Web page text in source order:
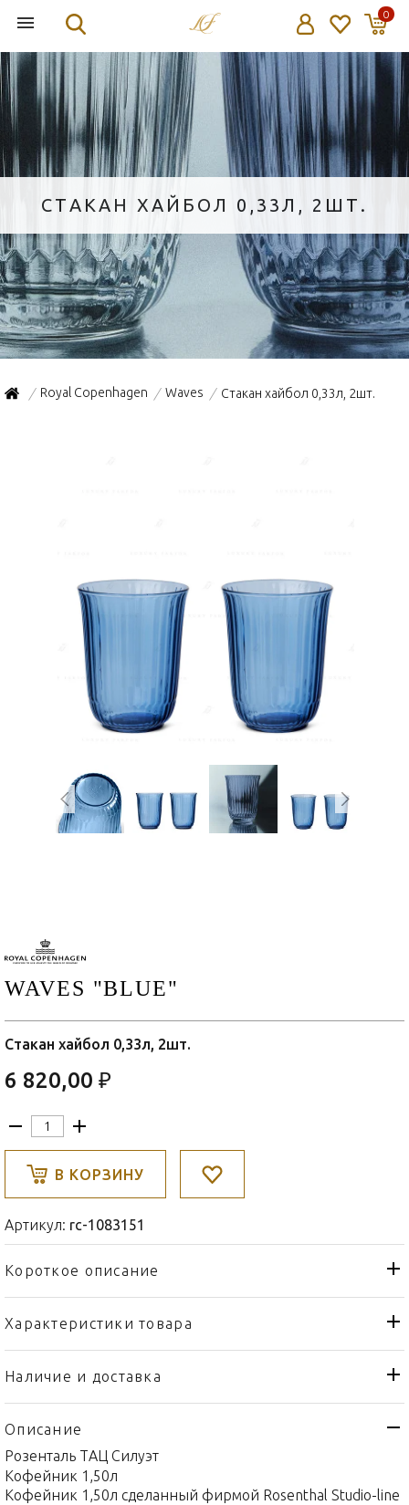
0
СТАКАН ХАЙБОЛ 0,33Л, 2ШТ.
/ Royal Copenhagen / Waves / Стакан хайбол 0,33л, 2шт.
WAVES "BLUE"
Стакан хайбол 0,33л, 2шт.
6 820,00 ₽
В КОРЗИНУ
Артикул: rc-1083151
Короткое описание
Характеристики товара
Тип товара
Стакан
Бренд
Коллекция
Waves
Страна производителя
Материал
Объем / Размер
0,33л
Наличие и доставка
Описание
Розенталь ТАЦ Силуэт
Кофейник 1,50л
Кофейник 1,50л сделанный фирмой Rosenthal Studio-line